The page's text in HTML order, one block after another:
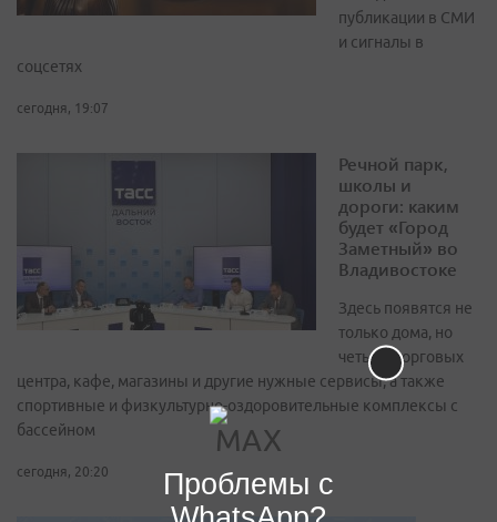
публикации в СМИ
и сигналы в
соцсетях
сегодня, 19:07
Речной парк,
школы и
дороги: каким
будет «Город
Заметный» во
Владивостоке
Здесь появятся не
только дома, но
четыре торговых
центра, кафе, магазины и другие нужные сервисы, а также
спортивные и физкультурно-оздоровительные комплексы с
бассейном
сегодня, 20:20
Проблемы с